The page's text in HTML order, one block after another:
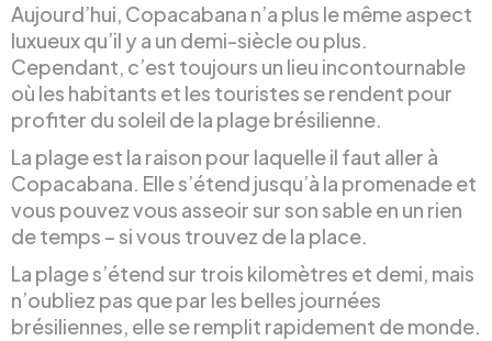
Aujourd’hui, Copacabana n’a plus le même aspect
luxueux qu’il y a un demi-siècle ou plus.
Cependant, c’est toujours un lieu incontournable
où les habitants et les touristes se rendent pour
profiter du soleil de la plage brésilienne.
La plage est la raison pour laquelle il faut aller à
Copacabana. Elle s’étend jusqu’à la promenade et
vous pouvez vous asseoir sur son sable en un rien
de temps – si vous trouvez de la place.
La plage s’étend sur trois kilomètres et demi, mais
n’oubliez pas que par les belles journées
brésiliennes, elle se remplit rapidement de monde.